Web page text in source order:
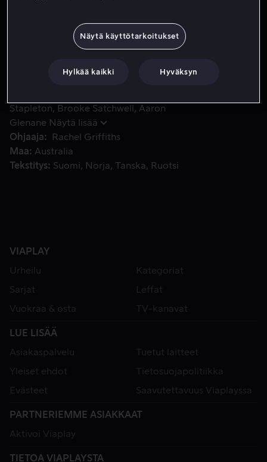
Paynen nuorin mutta kunnianhimoisin lapsi. Hän unelmoi
pääsystä Australian parhaiden jockeyden joukkoon.
Stapleton
Brooke Satchwell
Aaron
Glenane Näytä lisää
Ohjaaja
Rachel Griffiths
Maa
Australia
Tekstitys
Suomi Norja Tanska Ruotsi
VIAPLAY
Urheilu
Kategoriat
Sarjat
Leffat
Vuokraa & osta
TV-kanavat
LUE LISÄÄ
Asiakaspalvelu
Tuetut laitteet
Yleiset ehdot
Tietosuojapolitiikka
Evästeet
Saavutettavuus Viaplayssa
PARTNERIEMME ASIAKKAAT
Aktivoi Viaplay
TIETOA VIAPLAYSTA
Näytä käyttötarkoitukset
Hylkää kaikki Hyväksyn